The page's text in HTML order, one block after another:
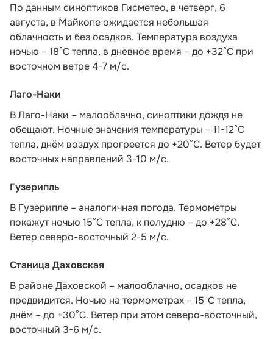
По данным синоптиков Гисметео, в четверг, 6
августа, в Майкопе ожидается небольшая
облачность и без осадков. Температура воздуха
ночью – 18°С тепла, в дневное время – до +32°С при
восточном ветре 4-7 м/с.
Лаго-Наки
В Лаго-Наки – малооблачно, синоптики дождя не
обещают. Ночные значения температуры – 11-12°С
тепла, днём воздух прогреется до +20°С. Ветер будет
восточных направлений 3-10 м/с.
Гузерипль
В Гузерипле – аналогичная погода. Термометры
покажут ночью 15°С тепла, к полудню – до +28°С.
Ветер северо-восточный 2-5 м/с.
Станица Даховская
В районе Даховской – малооблачно, осадков не
предвидится. Ночью на термометрах – 15°C тепла,
днём – до +30°C. Ветер при этом северо-восточный,
восточный 3-6 м/с.